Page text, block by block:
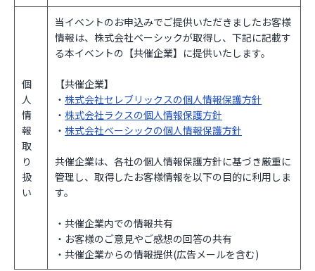
個
人
情
報
取
り
扱
い
当イベントのお申込みでご提供いただきましたお客様
情報は、株式会社ベーシックが取得し、下記に記載す
る本イベントの【共催企業】に提供いたします。
【共催企業】
・ 株式会社セレブリックスの個人情報保護方針
・ 株式会社ラクスの個人情報保護方針
・ 株式会社ベーシックの個人情報保護方針
共催企業は、各社の個人情報保護方針に基づき厳重に
管理し、取得したお客様情報を以下の目的に利用しま
す。
・共催企業内での情報共有
・お客様のご意見やご感想の回答の共有
・共催企業からの情報提供(広告メールを含む)